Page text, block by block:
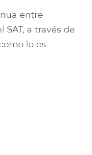
entre
SAT, a través de
lo es